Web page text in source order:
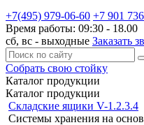
+7(495) 979-06-60 +7 901
Время работы: 09:30 - 18.00
сб, вс - выходные Заказать
Собрать свою стойку
Каталог продукции
Каталог продукции
Складские ящики V-1.2.3.4
Системы хранения на